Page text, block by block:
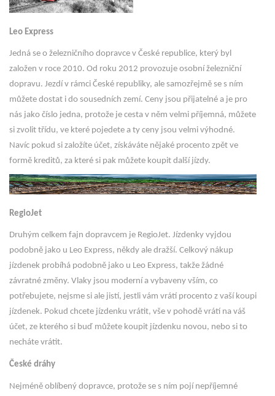
Leo Express
Jedná se o železničního dopravce v České republice, který byl
založen v roce 2010. Od roku 2012 provozuje osobní železniční
dopravu. Jezdí v rámci České republiky, ale samozřejmě se s ním
můžete dostat i do sousedních zemí. Ceny jsou přijatelné a je pro
nás jako číslo jedna, protože je cesta v něm velmi příjemná, můžete
si zvolit třídu, ve které pojedete a ty ceny jsou velmi výhodné.
Navíc pokud si založíte účet, získáváte nějaké procento zpět ve
formě kreditů, za které si pak můžete koupit další jízdy.
RegioJet
Druhým celkem fajn dopravcem je RegioJet. Jízdenky vyjdou
podobně jako u Leo Express, někdy ale dražší. Celkový nákup
jízdenek probíhá podobně jako u Leo Express, takže žádné
závratné změny. Vlaky jsou moderní a vybaveny vším, co
potřebujete, nejsme si ale jistí, jestli vám vrátí procento z vaší koupi
jízdenek. Pokud chcete jízdenku vrátit, vše v pohodě vrátí na váš
účet, ze kterého si buď můžete koupit jízdenku novou, nebo si to
necháte vrátit.
České dráhy
Nejméně oblíbený dopravce, protože se s ním pojí nepříjemné